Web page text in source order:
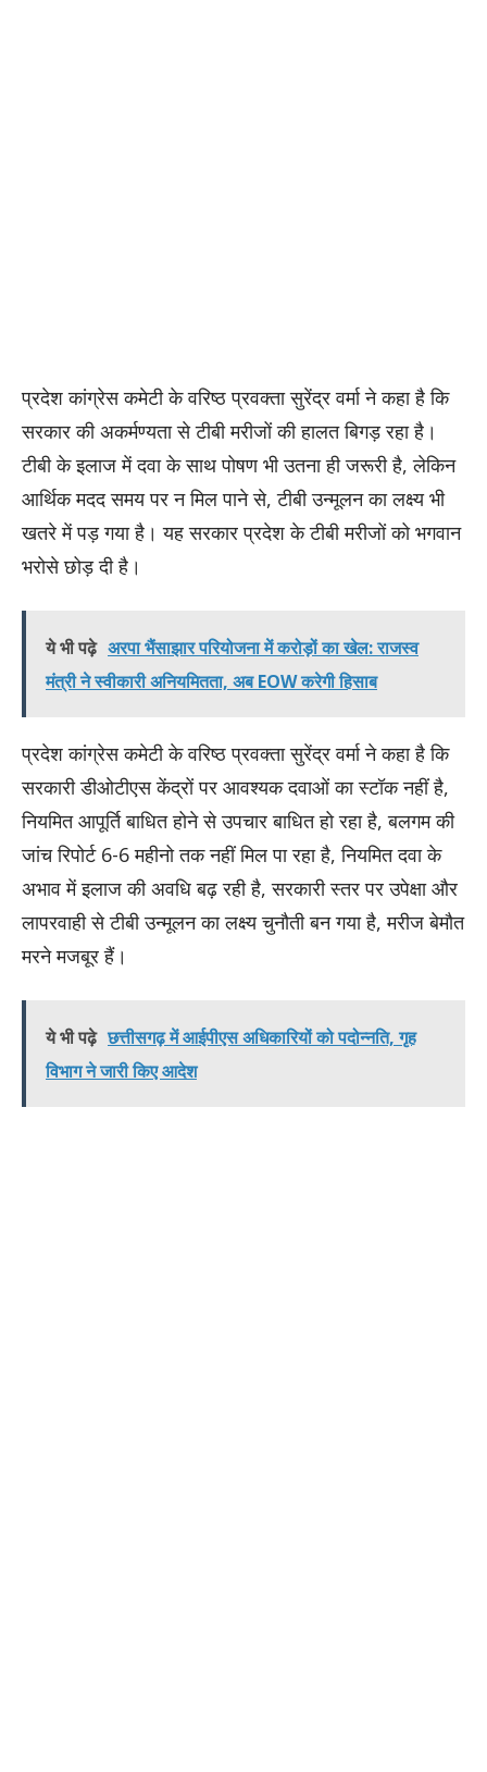
प्रदेश कांग्रेस कमेटी के वरिष्ठ प्रवक्ता सुरेंद्र वर्मा ने कहा है कि
सरकार की अकर्मण्यता से टीबी मरीजों की हालत बिगड़ रहा है।
टीबी के इलाज में दवा के साथ पोषण भी उतना ही जरूरी है, लेकिन
आर्थिक मदद समय पर न मिल पाने से, टीबी उन्मूलन का लक्ष्य भी
खतरे में पड़ गया है। यह सरकार प्रदेश के टीबी मरीजों को भगवान
भरोसे छोड़ दी है।
ये भी पढ़े अरपा भैंसाझार परियोजना में करोड़ों का खेल: राजस्व
मंत्री ने स्वीकारी अनियमितता, अब EOW करेगी हिसाब
प्रदेश कांग्रेस कमेटी के वरिष्ठ प्रवक्ता सुरेंद्र वर्मा ने कहा है कि
सरकारी डीओटीएस केंद्रों पर आवश्यक दवाओं का स्टॉक नहीं है,
नियमित आपूर्ति बाधित होने से उपचार बाधित हो रहा है, बलगम की
जांच रिपोर्ट 6-6 महीनो तक नहीं मिल पा रहा है, नियमित दवा के
अभाव में इलाज की अवधि बढ़ रही है, सरकारी स्तर पर उपेक्षा और
लापरवाही से टीबी उन्मूलन का लक्ष्य चुनौती बन गया है, मरीज बेमौत
मरने मजबूर हैं।
ये भी पढ़े छत्तीसगढ़ में आईपीएस अधिकारियों को पदोन्नति, गृह
विभाग ने जारी किए आदेश